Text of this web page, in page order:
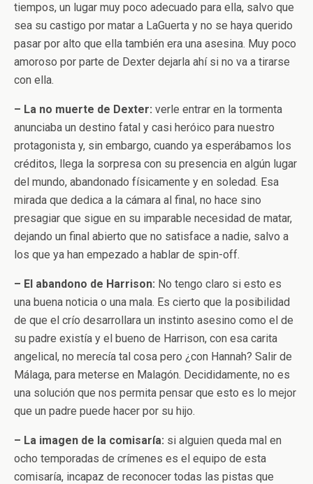
tiempos, un lugar muy poco adecuado para ella, salvo que
sea su castigo por matar a LaGuerta y no se haya querido
pasar por alto que ella también era una asesina. Muy poco
amoroso por parte de Dexter dejarla ahí si no va a tirarse
con ella.
– La no muerte de Dexter: verle entrar en la tormenta
anunciaba un destino fatal y casi heróico para nuestro
protagonista y, sin embargo, cuando ya esperábamos los
créditos, llega la sorpresa con su presencia en algún lugar
del mundo, abandonado físicamente y en soledad. Esa
mirada que dedica a la cámara al final, no hace sino
presagiar que sigue en su imparable necesidad de matar,
dejando un final abierto que no satisface a nadie, salvo a
los que ya han empezado a hablar de spin-off.
– El abandono de Harrison: No tengo claro si esto es
una buena noticia o una mala. Es cierto que la posibilidad
de que el crío desarrollara un instinto asesino como el de
su padre existía y el bueno de Harrison, con esa carita
angelical, no merecía tal cosa pero ¿con Hannah? Salir de
Málaga, para meterse en Malagón. Decididamente, no es
una solución que nos permita pensar que esto es lo mejor
que un padre puede hacer por su hijo.
– La imagen de la comisaría: si alguien queda mal en
ocho temporadas de crímenes es el equipo de esta
comisaría, incapaz de reconocer todas las pistas que